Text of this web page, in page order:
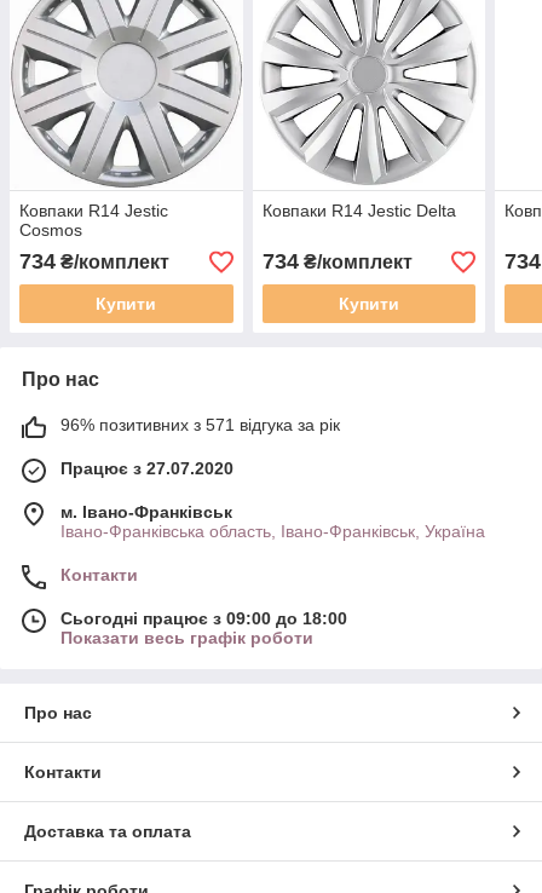
Ковпаки R14 Jestic
Cosmos
734 ₴/комплект
Купити
Ковпаки R14 Jestic Delta
734₴/комплект
Купити
734
Про нас
96% позитивних з 571 відгука за рік
Працює з 27.07.2020
м. Івано-Франківськ
Івано-Франківська область, Івано-Франківськ, Україна
Контакти
Сьогодні працює з 09:00 до 18:00
Показати весь графік роботи
Про нас
Контакти
Доставка та оплата